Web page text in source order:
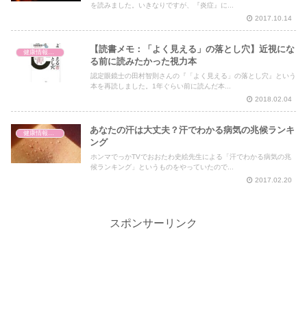
を読みました。いきなりですが、『炎症』に...
2017.10.14
健康情報の読み解き・考え方
【読書メモ：「よく見える」の落とし穴】近視にな
る前に読みたかった視力本
認定眼鏡士の田村智則さんの『「よく見える」の落とし穴』という
本を再読しました。1年ぐらい前に読んだ本...
2018.02.04
健康情報の読み解き・考え方
あなたの汗は大丈夫？汗でわかる病気の兆候ランキ
ング
ホンマでっかTVでおおたわ史絵先生による「汗でわかる病気の兆
候ランキング」というものをやっていたので...
2017.02.20
スポンサーリンク